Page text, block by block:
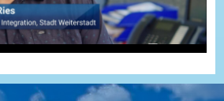
Suche
Downloads
Kontakt
Impressum
Barriere melden